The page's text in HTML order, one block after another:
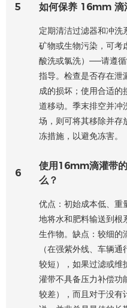
5 如何保养 16mm 滴
定期清洁过滤器和冲洗
矿物或生物污染，可考
酸洗或氯洗）——请遵
指导。检查是否存在泄
成的损坏；使用合适的
道移动。季末排空并冲
场，则可将其移除并
冻措施，以避免冻害。
6
使用16mm滴灌带
么？
优点：初始成本低、重
地将水和肥料输送到根
生作物。缺点：较细的
（在强紫外线、车辆
较短），如果过滤或维
灌带不具备压力补偿功
较差），而且对于没有